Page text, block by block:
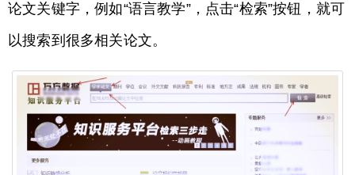
论文关键字，例如“语言教学”，点击“检索”按钮，就可
以搜索到很多相关论文。